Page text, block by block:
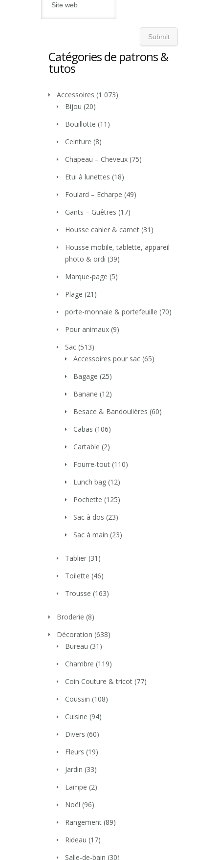
Catégories de patrons &
tutos
Accessoires (1 073)
Bijou (20)
Bouillotte (11)
Ceinture (8)
Chapeau – Cheveux (75)
Etui à lunettes (18)
Foulard – Echarpe (49)
Gants – Guêtres (17)
Housse cahier & carnet (31)
Housse mobile, tablette, appareil
photo & ordi (39)
Marque-page (5)
Plage (21)
porte-monnaie & portefeuille (70)
Pour animaux (9)
Sac (513)
Accessoires pour sac (65)
Bagage (25)
Banane (12)
Besace & Bandoulières (60)
Cabas (106)
Cartable (2)
Fourre-tout (110)
Lunch bag (12)
Pochette (125)
Sac à dos (23)
Sac à main (23)
Tablier (31)
Toilette (46)
Trousse (163)
Broderie (8)
Décoration (638)
Bureau (31)
Chambre (119)
Coin Couture & tricot (77)
Coussin (108)
Cuisine (94)
Divers (60)
Fleurs (19)
Jardin (33)
Lampe (2)
Noël (96)
Rangement (89)
Rideau (17)
Salle-de-bain (30)